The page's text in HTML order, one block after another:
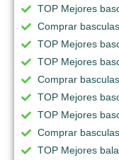
TOP Mejores
Comprar
TOP Mejores
TOP Mejores
Comprar
TOP Mejores
TOP Mejores
Comprar
TOP Mejores